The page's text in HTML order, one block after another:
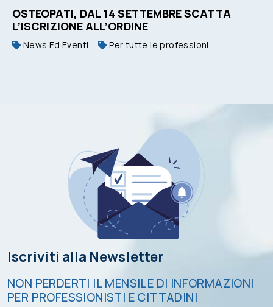
OSTEOPATI, DAL 14 SETTEMBRE SCATTA
L’ISCRIZIONE ALL’ORDINE
News Ed Eventi Per tutte le professioni
Iscriviti alla Newsletter
NON PERDERTI IL MENSILE DI INFORMAZIONI
PER PROFESSIONISTI E CITTADINI